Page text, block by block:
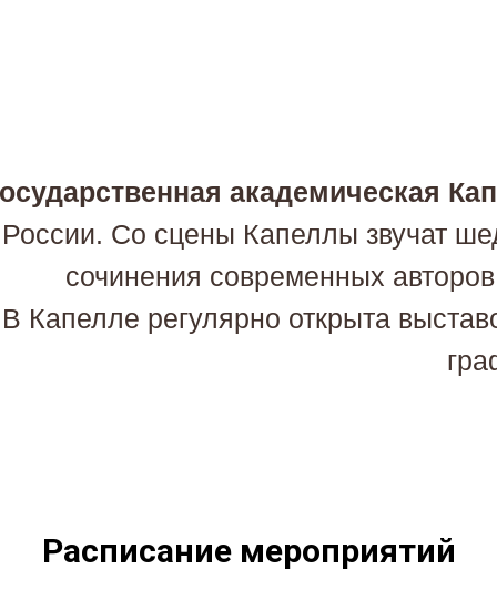
академическая
России. Со сцены Капеллы звучат
сочинения современных
В Капелле регулярно открыта
Расписание мероприятий